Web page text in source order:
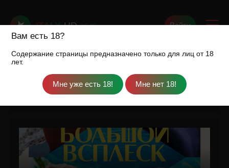
ITALY-HD.com Войти
Вам есть 18?
Содержание страницы предназначено только для лиц от 18
лет.